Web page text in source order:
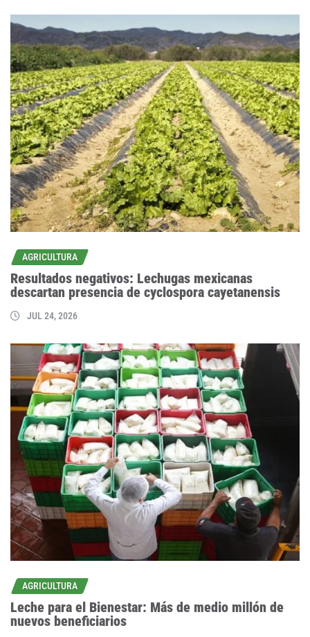
AGRICULTURA
Resultados negativos: Lechugas mexicanas
descartan presencia de cyclospora cayetanensis
JUL 24, 2026
AGRICULTURA
Leche para el Bienestar: Más de medio millón de
nuevos beneficiarios